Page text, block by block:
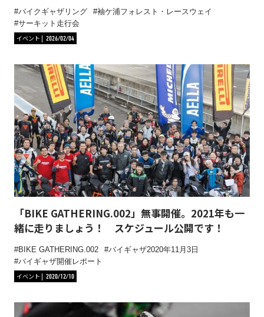
バイクギャザリング
袖ケ浦フォレスト・レースウェイ
サーキット走行会
イベント
2026/02/04
「BIKE GATHERING.002」無事開催。2021年も一
緒に走りましょう！ スケジュール公開です！
BIKE GATHERING.002
バイギャザ2020年11月3日
バイギャザ開催レポート
イベント
2020/12/10